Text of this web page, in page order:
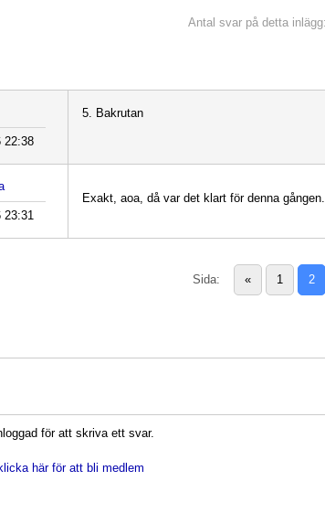
Antal svar på detta
22:38
5. Bakrutan
23:31
Exakt, aoa, då var det klart för denna
Sida: « 1 2
för att skriva ett svar.
klicka här för att bli medlem